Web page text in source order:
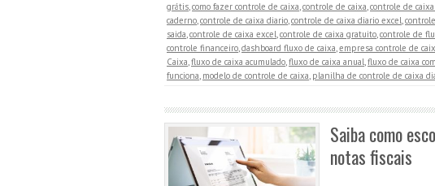
grátis,como fazer controle de caixa,controle de caixa,controle de
caderno,controle de caixa diario,controle de caixa diario excel,
saida,controle de caixa excel,controle de caixa gratuito,controle de
controle financeiro,dashboard fluxo de caixa,empresa controle de
Caixa,fluxo de caixa acumulado,fluxo de caixa anual,fluxo de caixa
funciona, modelo de controle de caixa, planilha de controle de caixa
Saiba como
notas fiscais